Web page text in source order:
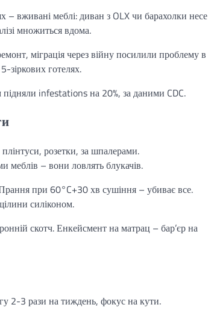
вживані меблі: диван з OLX чи барахолки несе
множиться вдома.
міграція через війну посилили проблему в
зіркових готелях.
підняли infestations на 20%, за даними CDC.
розетки, за шпалерами.
меблів – вони ловлять блукачів.
при 60°C+30 хв сушіння – убиває все.
силіконом.
скотч. Енкейсмент на матрац – бар’єр на
2-3 рази на тиждень, фокус на кути.